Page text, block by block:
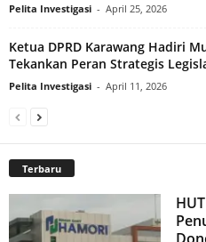
Pelita Investigasi - April 25, 2026
Ketua DPRD Karawang Hadiri
Tekankan Peran Strategis
Pelita Investigasi - April 11, 2026
Terbaru